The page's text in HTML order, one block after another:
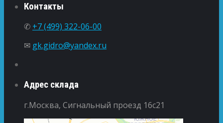
Контакты
✆ +7 (499) 322-06-00
✉ gk.gidro@yandex.ru
Адрес склада
г.Москва, Сигнальный проезд 16с21